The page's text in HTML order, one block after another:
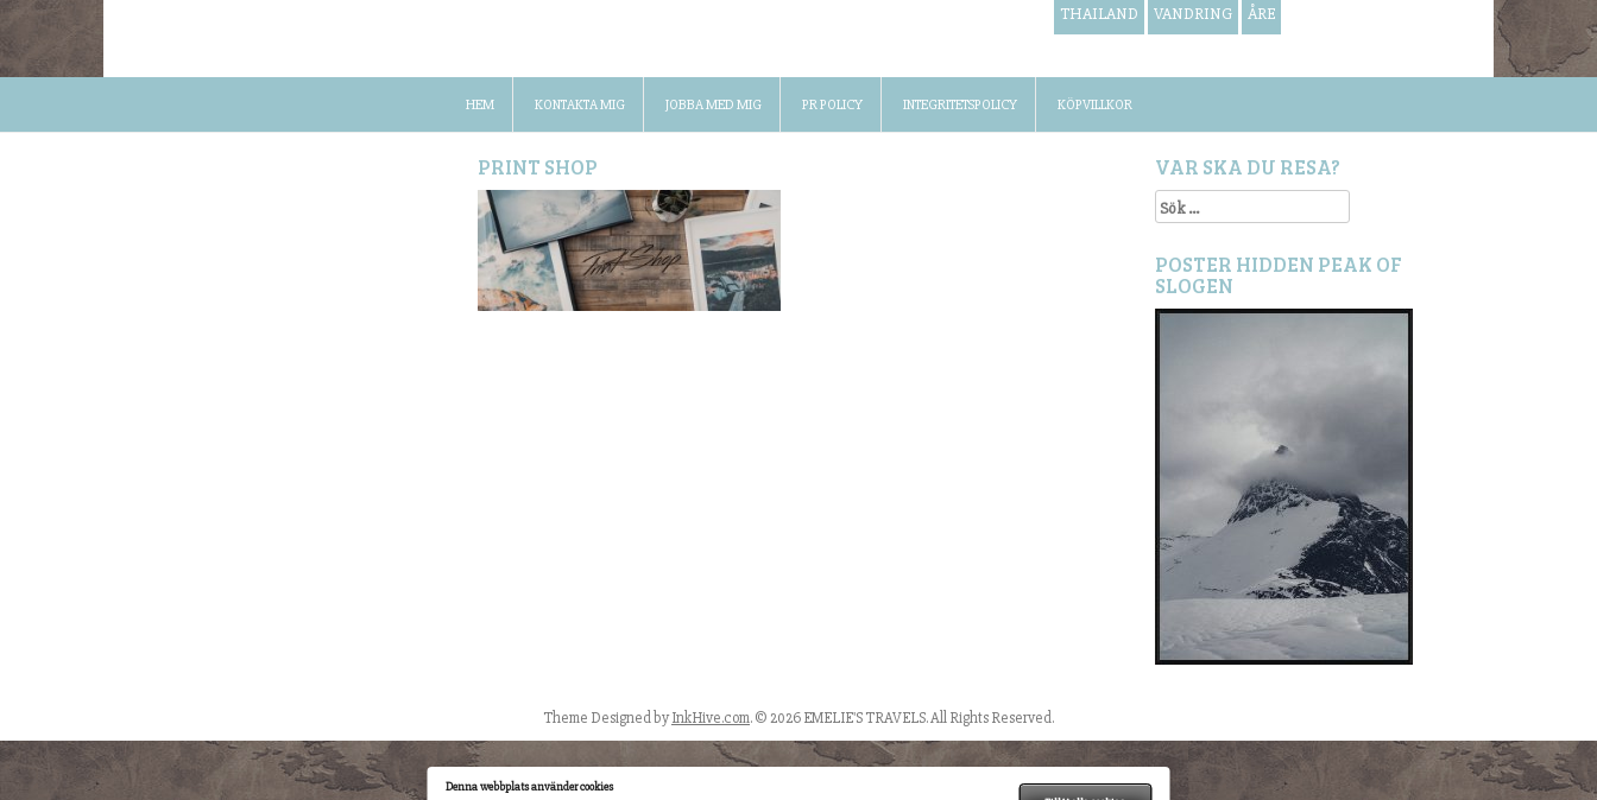
THAILAND VANDRING ÅRE
HEM KONTAKTA MIG JOBBA MED MIG PR POLICY INTEGRITETSPOLICY KÖPVILLKOR
PRINT SHOP VAR SKA DU RESA?
Sök
efter:
POSTER HIDDEN PEAK OF
SLOGEN
Theme Designed byInkHive.com.© 2026 EMELIE'S TRAVELS. All Rights Reserved.
Denna webbplats använder cookies